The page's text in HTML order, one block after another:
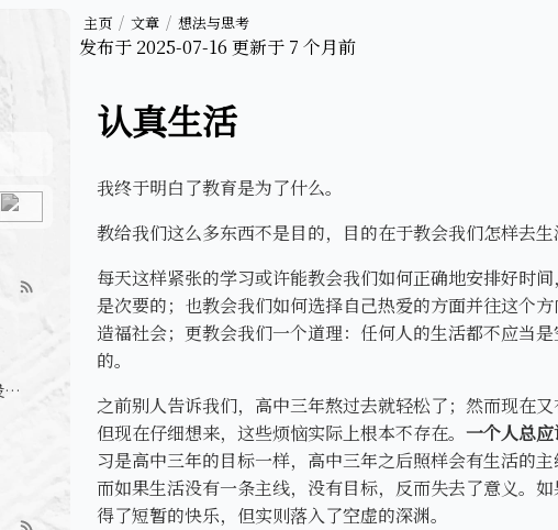
主页 文章 想法与思考
发布于 2025-07-16 更新于 7 个月前
认真生活
我终于明白了教育是为了什么。
教给我们这么多东西不是目的，目的在于教会我们怎样去生
每天这样紧张的学习或许能教会我们如何正确地安排好时
是次要的；也教会我们如何选择自己热爱的方面并往这个
造福社会；更教会我们一个道理：任何人的生活都不应当
的。
之前别人告诉我们，高中三年熬过去就轻松了；然而现在
但现在仔细想来，这些烦恼实际上根本不存在。 一个人总应
习是高中三年的目标一样，高中三年之后照样会有生活的
而如果生活没有一条主线，没有目标，反而失去了意义。
得了短暂的快乐，但实则落入了空虚的深渊。